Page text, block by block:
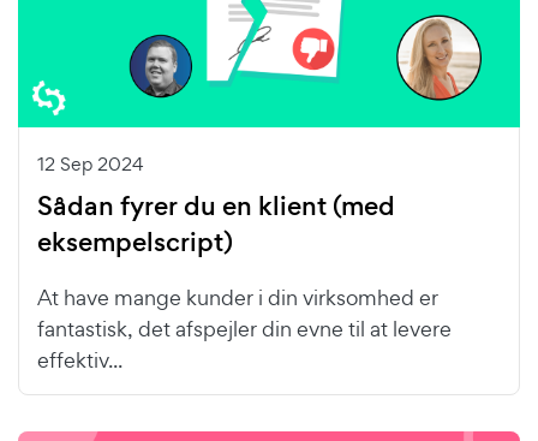
12 Sep 2024
Sådan fyrer du en klient (med
eksempelscript)
At have mange kunder i din virksomhed er
fantastisk, det afspejler din evne til at levere
effektiv...